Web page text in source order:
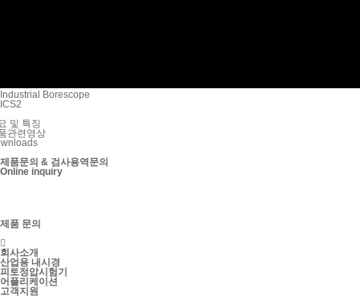
Industrial Borescope
ICS2
및 특징
관련영상
제품문의 & 검사용역문의
Online inquiry
제품 문의

회사소개
산업용 내시경
피토정압시험기
어플리케이션
고객지원